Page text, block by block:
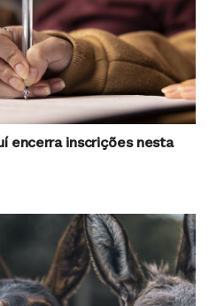
encerra inscrições nesta